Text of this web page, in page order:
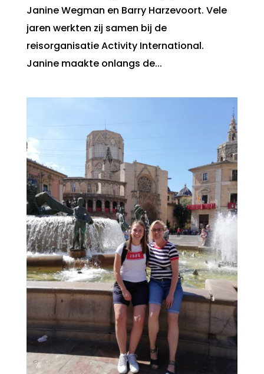
Janine Wegman en Barry Harzevoort. Vele
jaren werkten zij samen bij de
reisorganisatie Activity International.
Janine maakte onlangs de...